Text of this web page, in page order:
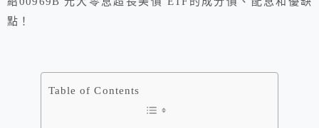
點！
Table of Contents